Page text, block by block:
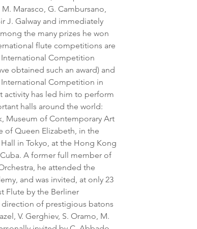
Marasco, G. Cambursano,
J. Galway and immediately
the many prizes he won
flute competitions are
Competition
obtained such an award) and
Competition in
activity has led him to perform
halls around the world:
Museum of Contemporary Art
of Queen Elizabeth, in the
in Tokyo, at the Hong Kong
A former full member of
he attended the
and was invited, at only 23
Flute by the Berliner
of prestigious batons
V. Gerghiev, S. Oramo, M.